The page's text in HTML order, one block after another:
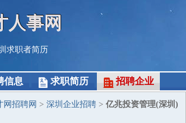
人事网
求职者简历
信息 求职简历 招聘企业
网招聘网 > 深圳企业招聘 > 亿兆投资管理(深圳)